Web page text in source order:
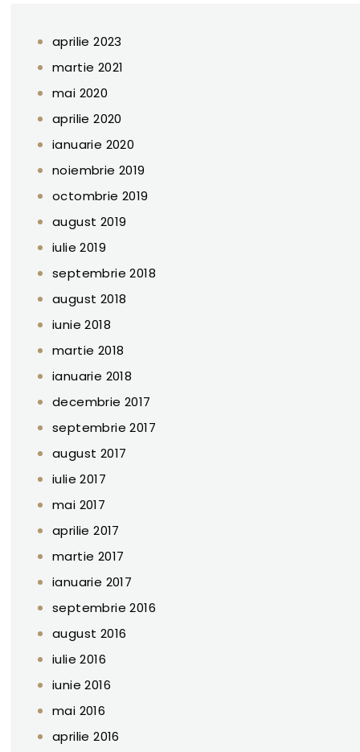
aprilie 2023
martie 2021
mai 2020
aprilie 2020
ianuarie 2020
noiembrie 2019
octombrie 2019
august 2019
iulie 2019
septembrie 2018
august 2018
iunie 2018
martie 2018
ianuarie 2018
decembrie 2017
septembrie 2017
august 2017
iulie 2017
mai 2017
aprilie 2017
martie 2017
ianuarie 2017
septembrie 2016
august 2016
iulie 2016
iunie 2016
mai 2016
aprilie 2016